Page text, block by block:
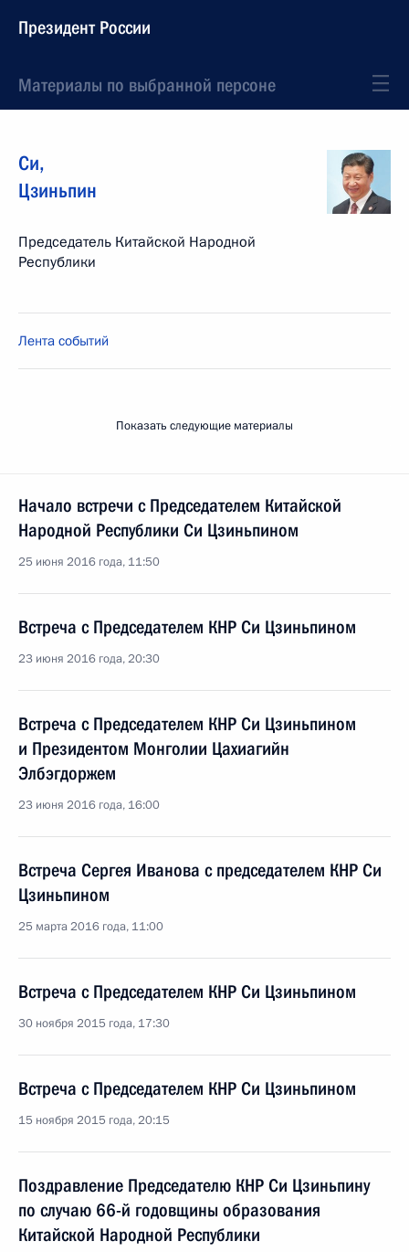
Президент России
Материалы по выбранной персоне
Си,
Цзиньпин
Председатель Китайской Народной
Республики
Лента событий
Показать следующие материалы
Начало встречи с Председателем Китайской
Народной Республики Си Цзиньпином
25 июня 2016 года, 11:50
Встреча с Председателем КНР Си Цзиньпином
23 июня 2016 года, 20:30
Встреча с Председателем КНР Си Цзиньпином
и Президентом Монголии Цахиагийн
Элбэгдоржем
23 июня 2016 года, 16:00
Встреча Сергея Иванова с председателем КНР Си
Цзиньпином
25 марта 2016 года, 11:00
Встреча с Председателем КНР Си Цзиньпином
30 ноября 2015 года, 17:30
Встреча с Председателем КНР Си Цзиньпином
15 ноября 2015 года, 20:15
Поздравление Председателю КНР Си Цзиньпину
по случаю 66-й годовщины образования
Китайской Народной Республики